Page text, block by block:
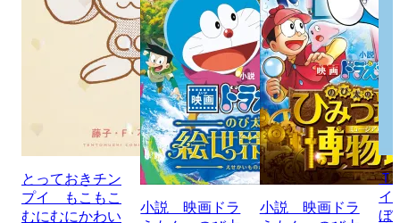
とっておきチン
プイ もこもこ
むにむにかわい
小説 映画ドラ
小説 映画ドラ
Ｔ
イ
ぼ